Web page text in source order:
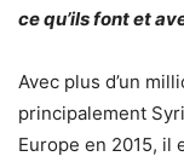
ce qu’ils font et
Avec plus d’un
principalement
Europe en 2015, il